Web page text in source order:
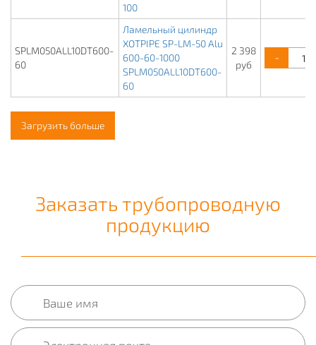
100
SPLM050ALL10DT600-
60
Ламельный цилиндр
XOTPIPE SP-LM-50 Alu
600-60-1000
SPLM050ALL10DT600-
60
2 398
руб
-
Загрузить больше
Заказать трубопроводную
продукцию